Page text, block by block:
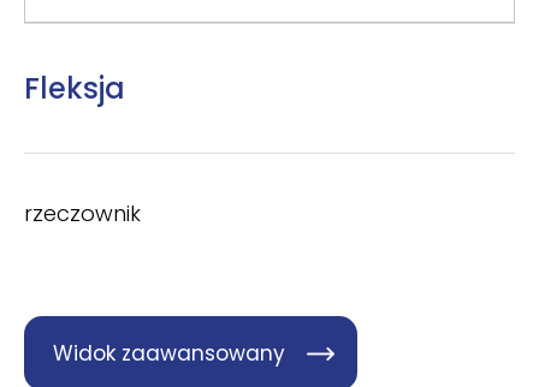
Fleksja
rzeczownik
Widok zaawansowany